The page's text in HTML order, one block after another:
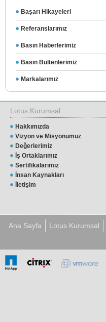
Başarı Hikayeleri
Referanslarımız
Basın Haberlerimiz
Basın Bültenlerimiz
Markalarımız
Lotus Kurumsal
Hakkımızda
Vizyon ve Misyonumuz
Değerlerimiz
İş Ortaklarımız
Sertifikalarımız
İnsan Kaynakları
İletişim
Ana Sayfa Lotus Kurumsal